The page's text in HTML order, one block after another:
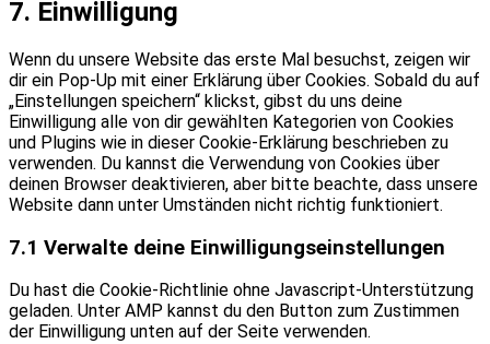
7. Einwilligung
Wenn du unsere Website das erste Mal besuchst, zeigen wir
dir ein Pop-Up mit einer Erklärung über Cookies. Sobald du auf
„Einstellungen speichern“ klickst, gibst du uns deine
Einwilligung alle von dir gewählten Kategorien von Cookies
und Plugins wie in dieser Cookie-Erklärung beschrieben zu
verwenden. Du kannst die Verwendung von Cookies über
deinen Browser deaktivieren, aber bitte beachte, dass unsere
Website dann unter Umständen nicht richtig funktioniert.
7.1 Verwalte deine Einwilligungseinstellungen
Du hast die Cookie-Richtlinie ohne Javascript-Unterstützung
geladen. Unter AMP kannst du den Button zum Zustimmen
der Einwilligung unten auf der Seite verwenden.